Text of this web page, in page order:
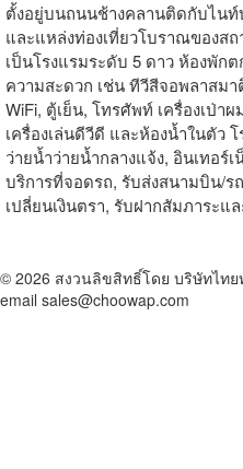
ตั้งอยู่บนถนนช้างคลานติดกับไนท์
และแหล่งท่องเที่ยวโบราณของส
เป็นโรงแรมระดับ 5 ดาว ห้องพัก
ความสะดวก เช่น ทีวีสีจอพลาสม
WiFi, ตู้เย็น, โทรศัพท์ เครื่องเป่า
เครื่องเล่นดีวีดี และห้องน้ำในตัว
ว่ายน้ำว่ายน้ำกลางแจ้ง, อินเทอร์
บริการที่จอดรถ, รับส่งสนามบิน/ร
เปลี่ยนเงินตรา, รับฝากสัมภาระแ
© 2026 สงวนลิขสิทธิ์โดย บริษัทไท
email sales@choowap.com